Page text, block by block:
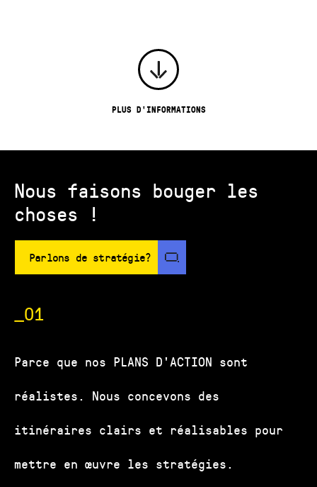
PLUS D'INFORMATIONS
Nous faisons bouger les
choses !
Parlons de stratégie?
_01
Parce que nos PLANS D'ACTION sont
réalistes. Nous concevons des
itinéraires clairs et réalisables pour
mettre en œuvre les stratégies.